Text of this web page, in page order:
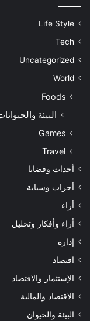
Life Style
Tech
Uncategorized
World
Foods
البيئة
Games
Travel
أحداث وقضايا
أحزاب وسياية
أراء
أراء وأفكار وتحليل
إدارة
اقتصاد
الإستثمار والاقتصاد
الاقتصاد والمالية
البيئة والحيوان